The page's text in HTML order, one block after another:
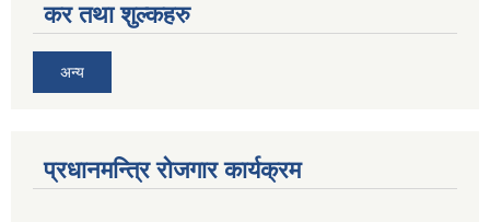
कर तथा शुल्कहरु
अन्य
प्रधानमन्त्रि रोजगार कार्यक्रम